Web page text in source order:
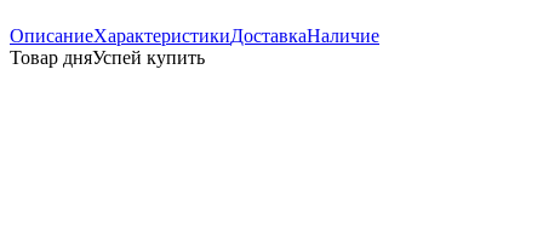
ОписаниеХарактеристикиДоставкаНаличие
Товар дняУспей купить